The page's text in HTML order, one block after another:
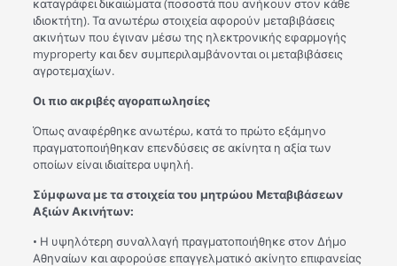
καταγράφει δικαιώματα (ποσοστά που ανήκουν στον κάθε
ιδιοκτήτη). Τα ανωτέρω στοιχεία αφορούν μεταβιβάσεις
ακινήτων που έγιναν μέσω της ηλεκτρονικής εφαρμογής
myproperty και δεν συμπεριλαμβάνονται οι μεταβιβάσεις
αγροτεμαχίων.
Οι πιο ακριβές αγοραπωλησίες
Όπως αναφέρθηκε ανωτέρω, κατά το πρώτο εξάμηνο
πραγματοποιήθηκαν επενδύσεις σε ακίνητα η αξία των
οποίων είναι ιδιαίτερα υψηλή.
Σύμφωνα με τα στοιχεία του μητρώου Μεταβιβάσεων
Αξιών Ακινήτων:
• Η υψηλότερη συναλλαγή πραγματοποιήθηκε στον Δήμο
Αθηναίων και αφορούσε επαγγελματικό ακίνητο επιφανείας